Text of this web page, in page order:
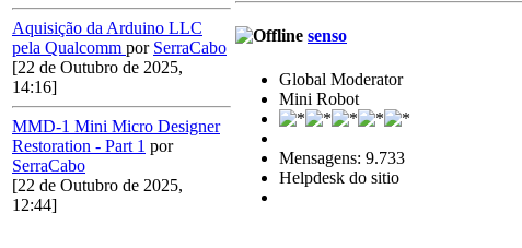
Aquisição da Arduino LLC
pela Qualcomm por SerraCabo
[22 de Outubro de 2025,
14:16]
MMD-1 Mini Micro Designer
Restoration - Part 1 por
SerraCabo
[22 de Outubro de 2025,
12:44]
senso
Global Moderator
Mini Robot
Mensagens: 9.733
Helpdesk do sitio